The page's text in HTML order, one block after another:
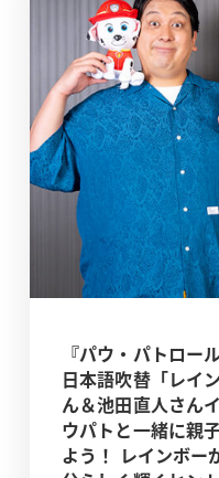
『パウ・パトロー
日本語吹替「レイ
ん＆池田直人さん
ウパトと一緒に親
よう！ レインボー